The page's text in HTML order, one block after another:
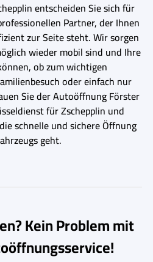
entscheiden Sie sich für
Partner, der Ihnen
zur Seite steht. Wir sorgen
wieder mobil sind und Ihre
ob zum wichtigen
oder einfach nur
Sie der Autoöffnung Förster
für Zschepplin und
schnelle und sichere Öffnung
geht.
Kein Problem mit